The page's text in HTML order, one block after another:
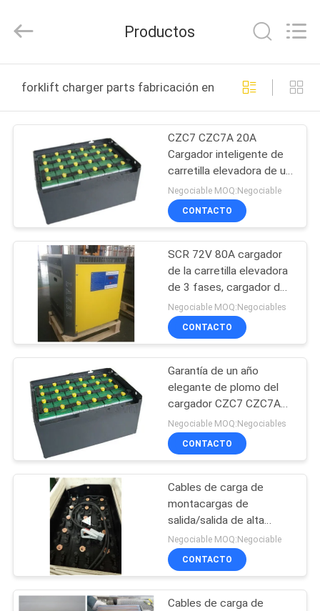
INICIO
PRODUCTOS
SOBRE
NOSOTROS
VISITA
FÁBRICA
CONTROL
CALIDAD
CONTACTO
NOTICIAS
MAPA
SITIO
LAKER
All
Reserved.
Productos
forklift charger parts fabricación en línea
CZC7 CZC7A 20A
Cargador inteligente de
carretilla elevadora de un
año
Negociable MOQ:Negociable
CONTACTO
SCR 72V 80A cargador
de la carretilla elevadora
de 3 fases, cargador de
batería de Jack de la
plataforma controlado
por microprocesador
Negociable MOQ:Negociables
CONTACTO
Garantía de un año
elegante de plomo del
cargador CZC7 CZC7A
20A de la carretilla
elevadora la monofásico
Negociable MOQ:Negociables
CONTACTO
Cables de carga de
montacargas de
salida/salida de alta
eficiencia para baterías,
sustitución de cables de
baterías
Negociable MOQ:Negociable
CONTACTO
Cables de carga de